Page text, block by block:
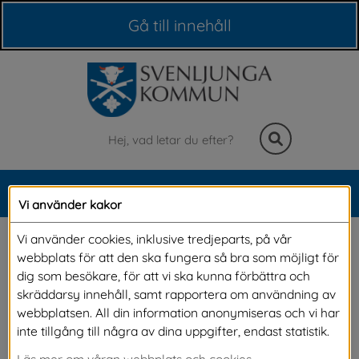
Gå till innehåll
Sök
Meny
(Beslut: avslag) Cykel-
och ridled längs med
Pyttebanan
Vi använder kakor
Vi använder cookies, inklusive tredjeparts, på vår
webbplats för att den ska fungera så bra som möjligt för
dig som besökare, för att vi ska kunna förbättra och
skräddarsy innehåll, samt rapportera om användning av
webbplatsen. All din information anonymiseras och vi har
inte tillgång till några av dina uppgifter, endast statistik.